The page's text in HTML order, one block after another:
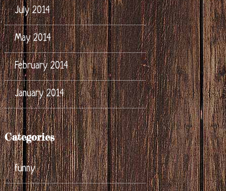
July 2014
May 2014
February 2014
January 2014
Categories
funny